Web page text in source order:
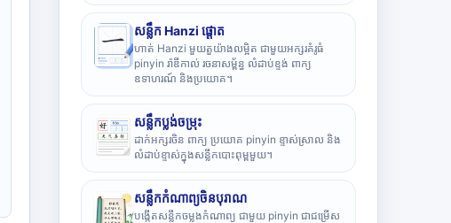
សន្លឹក Hanzi ផ្តោត
ហាត់ Hanzi មួយតួយ៉ាងលម្អិត ជាមួយអក្សរគំរូធំ
pinyin រ៉ាឌីកាល់ រចនាសម្ព័ន្ធ លំដាប់ខ្ទង់ ពាក្យ
ឧទាហរណ៍ និងប្រយោគ។
សន្លឹកប្លង់ចម្រុះ
ដាក់អក្សរចិន ពាក្យ ប្រយោគ pinyin ខ្ទាស់ស្រាល និង
លំដាប់ខ្ទាស់ក្នុងសន្លឹកបោះពុម្ពមួយ។
សន្លឹកកំណាព្យចិនបុរាណ
បង្កើតសន្លឹកចម្លងកំណាព្យ ជាមួយ pinyin ជាជម្រើស